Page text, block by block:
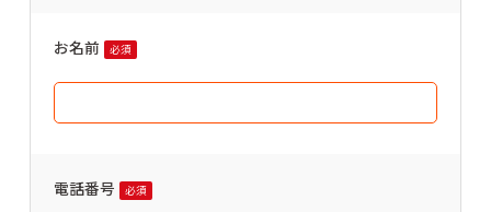
お名前 必須
電話番号 必須